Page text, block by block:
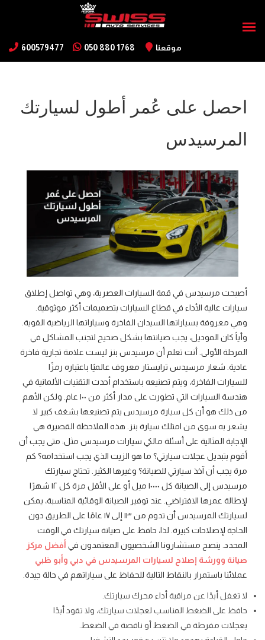
600579477 050 880 1768 موقعنا
احصل على عُمر أطول لسيارتك
المرسيدس
أصبحت مرسيدس في قمة السيارات العصرية، وهي تواصل إطلاق
سيارات عالية الأداء في قطاع السيارات بتصميمات أكثر موثوقية.
وهي معروفة بسياراتها السيدان الفاخرة وسياراتها الرياضية القوية.
وأياً كان الموديل، يجب صيانتها بشكل صحيح لتجنب المشاكل في
المرحلة الأولى. أنت تعلم أن مرسيدس بنز ليست علامة تجارية فاخرة
عادية. شعار مرسيدس ترايستار معروف عالميًا باعتباره رمزًا
للسيارات الفاخرة، ويتم تصنيعه باستخدام أحدث التقنيات الألمانية في
هندسة السيارات التي تطورت على مدار أكثر من ١٠٠ عام. ولكن الأهم
من ذلك هو أن كل سيارة مرسيدس يتم تصنيعها بشغف كبير لا
يشعر به سوى من امتلك سيارة بنز. هذه الملاحظة القصيرة هي
الإجابة المثالية على أسئلة مالكي سيارات مرسيدس مثل: متى يجب أن
أقوم بتبديل عجلات سيارتي؟ ما هو الزيت الذي يجب استخدامه؟ كم
مرة يجب أن آخذ سيارتي للصيانة؟ وغيرها الكثير. تحتاج سيارتك
مرسيدس إلى الصيانة كل ١٠٠٠٠ ميل أو على الأقل مرة كل ١٢ شهرًا
لإطالة عمرها الافتراضي. عند توفير الصيانة الوقائية المناسبة، يمكن
لسيارتك المرسيدس أن تدوم من ١٣ إلى ١٧ عامًا على الطريق دون
الحاجة لإصلاحات كبيرة. لذا، حافظ على صيانة سيارتك في الوقت
المحدد. ينصح مستشارونا الشخصيون المعتمدون في أفضل مركز
صيانة وورشة إصلاح لسيارات المرسيدس في دبي وأبو ظبي
عملائنا باستمرار بالنقاط التالية للحفاظ على سياراتهم في حالة جيدة.
لا تغفل أبدًا عن مراقبة أداء محرك سيارتك.
حافظ على الضغط المناسب لعجلات سيارتك، ولا تقود أبدًا
بعجلات مفرطة في الضغط أو ناقصة في الضغط.